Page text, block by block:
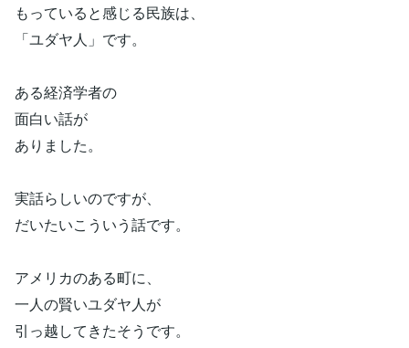
もっていると感じる民族は、
「ユダヤ人」です。
ある経済学者の
面白い話が
ありました。
実話らしいのですが、
だいたいこういう話です。
アメリカのある町に、
一人の賢いユダヤ人が
引っ越してきたそうです。